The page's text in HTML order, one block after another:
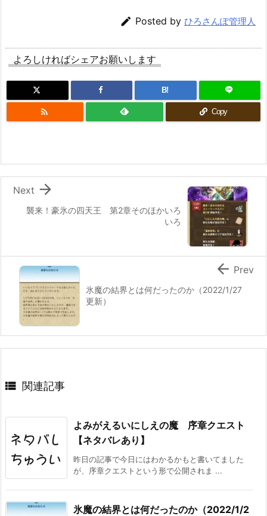
 Posted by ひろさんぽ管理人
よろしければシェアお願いします
B!
 Copy
襲来！豪氷の四天王 第2章そのほかいろ
いろ

Next
氷魔の結界とは何だったのか（2022/1/27
更新）
 Prev
 関連記事
よみがえるいにしえの魔 序章クエスト
【ネタバレあり】
昨日の記事で今日にはわかるかもと書いてました
が、序章クエストという形で公開されま ...
氷魔の結界とは何だったのか（2022/1/2